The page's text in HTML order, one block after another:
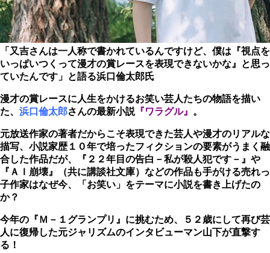
「又吉さんは一人称で書かれているんですけど、僕は『視点を
いっぱいつくって漫才の賞レースを表現できないかな』と思っ
ていたんです」と語る浜口倫太郎氏
漫才の賞レースに人生をかけるお笑い芸人たちの物語を描い
た、 浜口倫太郎さんの最新小説『ワラグル』 。
元放送作家の著者だからこそ表現できた芸人や漫才のリアルな
描写、小説家歴１０年で培ったフィクションの要素がうまく融
合した作品だが、『２２年目の告白－私が殺人犯です－』や
『ＡＩ崩壊』（共に講談社文庫）などの作品も手がける売れっ
子作家はなぜ今、「お笑い」をテーマに小説を書き上げたの
か？
今年の『Ｍ－１グランプリ』に挑むため、５２歳にして再び芸
人に復帰した元ジャリズムのインタビューマン山下が直撃す
る！